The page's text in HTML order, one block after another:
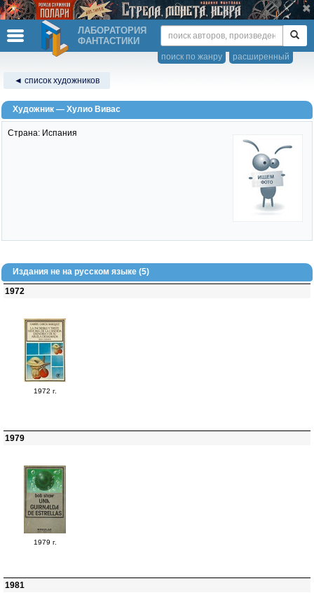
ЛАБОРАТОРИЯ
ФАНТАСТИКИ
расширенный
поиск по жанру
◄ список художников
Художник — Хулио Вивас
Страна: Испания
Издания не на русском языке (5)
1972
1972 г.
1979
1979 г.
1981